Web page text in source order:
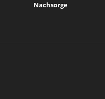
Nachsorge